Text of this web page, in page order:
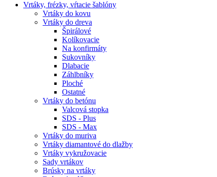
Vrtáky, frézky, vŕtacie šablóny
Vrtáky do kovu
Vrtáky do dreva
Špirálové
Kolíkovacie
Na konfirmáty
Sukovníky
Dlabacie
Záhlbníky
Ploché
Ostatné
Vrtáky do betónu
Valcová stopka
SDS - Plus
SDS - Max
Vrtáky do muriva
Vrtáky diamantové do dlažby
Vrtáky vykružovacie
Sady vrtákov
Brúsky na vrtáky